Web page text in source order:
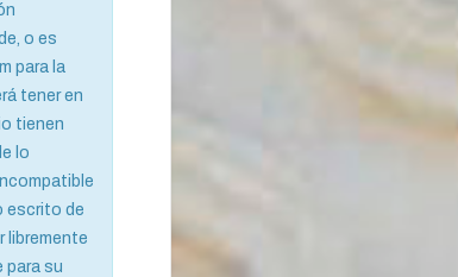
o es
para la
tener en
tienen
lo
escrito de
libremente
para su